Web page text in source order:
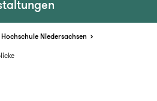
Niedersachsen